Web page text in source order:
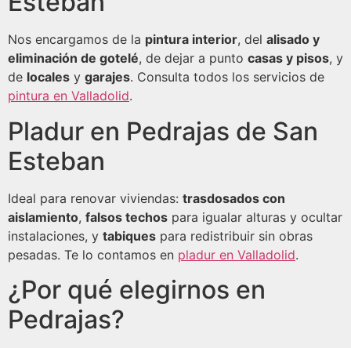
Nos encargamos de la pintura interior, del alisado y
eliminación de gotelé, de dejar a punto casas y pisos, y
de locales y garajes. Consulta todos los servicios de
pintura en Valladolid.
Pladur en Pedrajas de San
Esteban
Ideal para renovar viviendas: trasdosados con
aislamiento, falsos techos para igualar alturas y ocultar
instalaciones, y tabiques para redistribuir sin obras
pesadas. Te lo contamos en pladur en Valladolid.
¿Por qué elegirnos en
Pedrajas?